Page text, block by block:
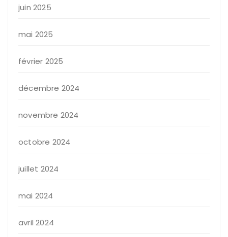
juin 2025
mai 2025
février 2025
décembre 2024
novembre 2024
octobre 2024
juillet 2024
mai 2024
avril 2024